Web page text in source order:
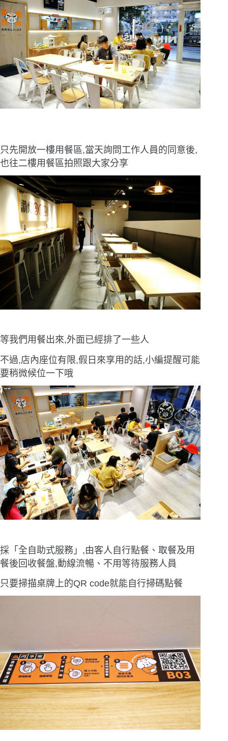
只先開放一樓用餐區,當天詢問工作人員的同意後,
也往二樓用餐區拍照跟大家分享
等我們用餐出來,外面已經排了一些人
不過,店內座位有限,假日來享用的話,小編提醒可能
要稍微候位一下哦
採「全自助式服務」,由客人自行點餐、取餐及用
餐後回收餐盤,動線流暢、不用等待服務人員
只要掃描桌牌上的QR code就能自行掃碼點餐